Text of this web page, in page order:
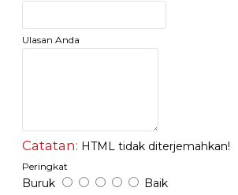
Ulasan Anda
Catatan: HTML tidak diterjemahkan!
Peringkat
Buruk Baik